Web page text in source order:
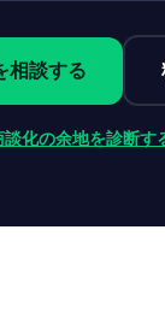
相談する
談化の余地を診断す